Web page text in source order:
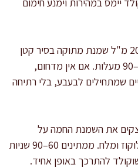
מחממים 200 מ"ל שמנת מתוקה בסיר קטן
עד כמעט רתיחה, סביב 85–90 מעלות. אם אין מדחום,
שמתחילים לבעבע, בלי רתיחה
את השמנת החמה על
השוקולד, מוסיפים דבש/גלוקוז ומלח. ממתינים 60–90 שניות
להתרכך באופן אחיד.